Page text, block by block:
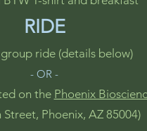
RIDE
ride (details below)
- OR -
on the Phoenix
Street, Phoenix, AZ 85004)